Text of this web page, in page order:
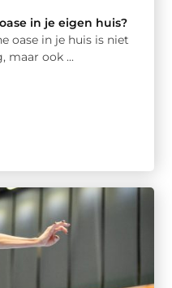
in je eigen huis?
oase in je huis is niet
maar ook ...